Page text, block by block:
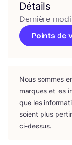
Détails
Dernière
Points de
Nous sommes
marques et les
que les
soient plus
ci-dessus.